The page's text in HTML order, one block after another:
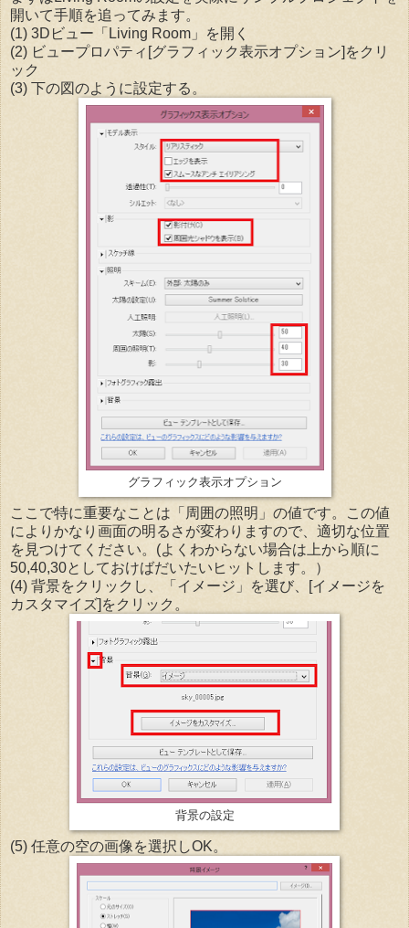
開いて手順を追ってみます。
(1) 3Dビュー「Living Room」を開く
(2) ビュープロパティ[グラフィック表示オプション]をクリ
ック
(3) 下の図のように設定する。
グラフィック表示オプション
ここで特に重要なことは「周囲の照明」の値です。この値
によりかなり画面の明るさが変わりますので、適切な位置
を見つけてください。(よくわからない場合は上から順に
50,40,30としておけばだいたいヒットします。）
(4) 背景をクリックし、「イメージ」を選び、[イメージを
カスタマイズ]をクリック。
背景の設定
(5) 任意の空の画像を選択しOK。